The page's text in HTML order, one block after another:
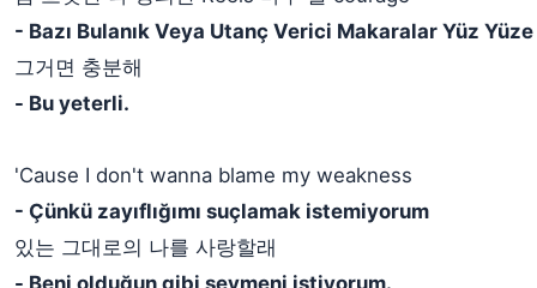
- Bazı Bulanık Veya Utanç Verici Makaralar Yüz
그거면 충분해
- Bu yeterli.
'Cause I don't wanna blame my weakness
- Çünkü zayıflığımı suçlamak istemiyorum
있는 그대로의 나를 사랑할래
- Beni olduğun gibi sevmeni istiyorum.